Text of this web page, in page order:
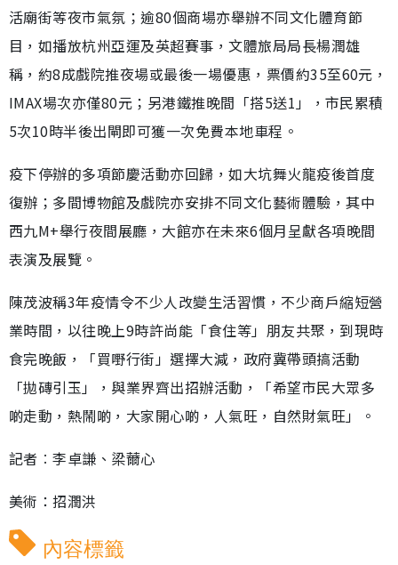
活廟街等夜市氣氛；逾80個商場亦舉辦不同文化體育節
目，如播放杭州亞運及英超賽事，文體旅局局長楊潤雄
稱，約8成戲院推夜場或最後一場優惠，票價約35至60元，
IMAX場次亦僅80元；另港鐵推晚間「搭5送1」，市民累積
5次10時半後出閘即可獲一次免費本地車程。
疫下停辦的多項節慶活動亦回歸，如大坑舞火龍疫後首度
復辦；多間博物館及戲院亦安排不同文化藝術體驗，其中
西九M+舉行夜間展廳，大館亦在未來6個月呈獻各項晚間
表演及展覽。
陳茂波稱3年疫情令不少人改變生活習慣，不少商戶縮短營
業時間，以往晚上9時許尚能「食住等」朋友共聚，到現時
食完晚飯，「買嘢行街」選擇大減，政府冀帶頭搞活動
「拋磚引玉」，與業界齊出招辦活動，「希望市民大眾多
啲走動，熱鬧啲，大家開心啲，人氣旺，自然財氣旺」。
記者︰李卓謙、梁薾心
美術：招潤洪
內容標籤